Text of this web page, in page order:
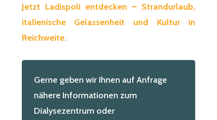
Jetzt Ladispoli entdecken – Strandurlaub,
italienische Gelassenheit und Kultur in
Reichweite.
Gerne geben wir Ihnen auf Anfrage
nähere Informationen zum
Dialysezentrum oder